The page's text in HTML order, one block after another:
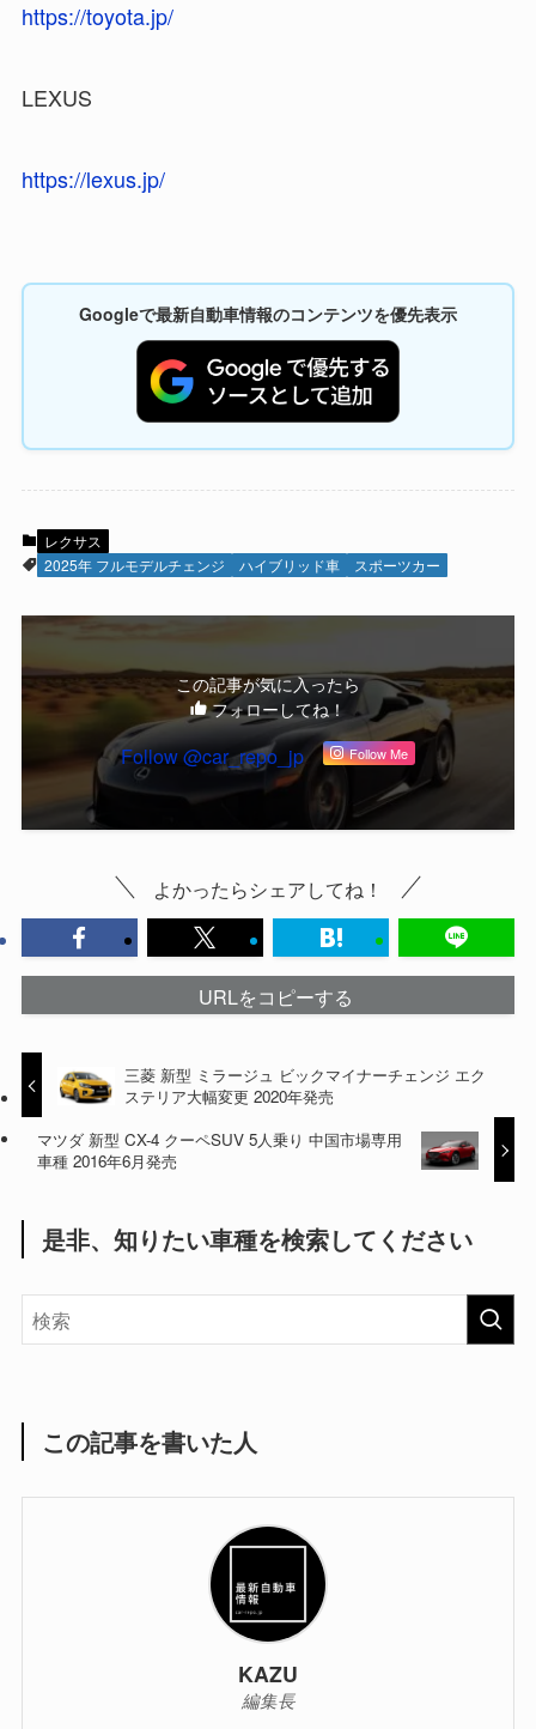
https://toyota.jp/
LEXUS
https://lexus.jp/
Googleで最新自動車情報のコンテンツを優先表示
レクサス
2025年 フルモデルチェンジ
ハイブリッド車 スポーツカー
この記事が気に入ったら
フォローしてね！
Follow @car_repo_jp Follow Me
よかったらシェアしてね！
URLをコピーする
三菱 新型 ミラージュ ビックマイナーチェンジ エク
ステリア大幅変更 2020年発売
マツダ 新型 CX-4 クーペSUV 5人乗り 中国市場専用
車種 2016年6月発売
是非、知りたい車種を検索してください
この記事を書いた人
KAZU
編集長